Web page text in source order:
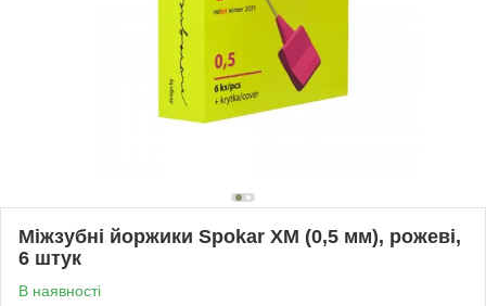
Міжзубні йоржики Spokar ХМ (0,5 мм), рожеві,
6 штук
В наявності